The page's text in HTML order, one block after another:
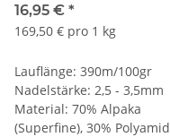
16,95 € *
169,50 € pro 1 kg
Lauflänge: 390m/100gr
Nadelstärke: 2,5 - 3,5mm
Material: 70% Alpaka
(Superfine), 30% Polyamid